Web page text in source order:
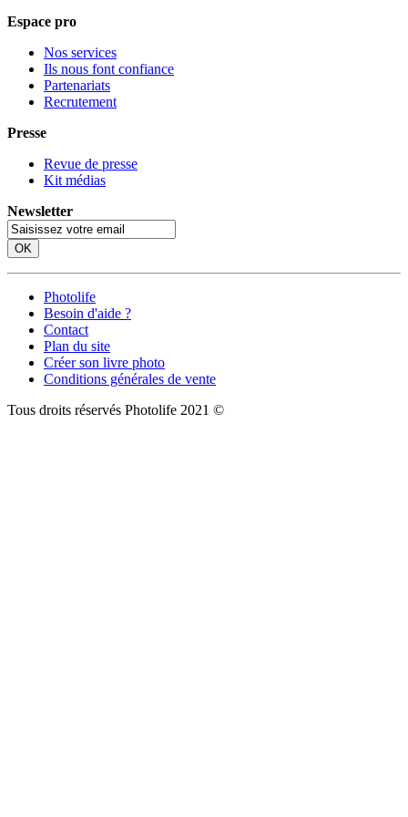
Espace pro
Nos services
Ils nous font confiance
Partenariats
Recrutement
Presse
Revue de presse
Kit médias
Newsletter
OK
Photolife
Besoin d'aide ?
Contact
Plan du site
Créer son livre photo
Conditions générales de vente
Tous droits réservés Photolife 2021 ©